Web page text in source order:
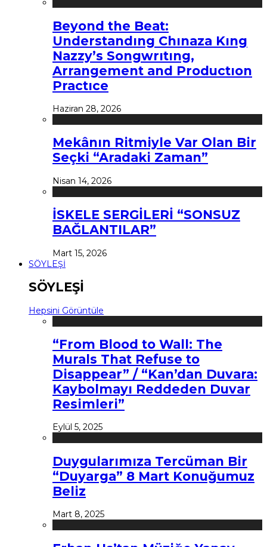
Beyond the Beat:
Understandıng Chınaza Kıng
Nazzy’s Songwrıtıng,
Arrangement and Productıon
Practıce
Haziran 28, 2026
Mekânın Ritmiyle Var Olan Bir
Seçki “Aradaki Zaman”
Nisan 14, 2026
İSKELE SERGİLERİ “SONSUZ
BAĞLANTILAR”
Mart 15, 2026
SÖYLEŞİ
SÖYLEŞİ
Hepsini Görüntüle
“From Blood to Wall: The
Murals That Refuse to
Disappear” / “Kan’dan Duvara:
Kaybolmayı Reddeden Duvar
Resimleri”
Eylül 5, 2025
Duygularımıza Tercüman Bir
“Duyarga” 8 Mart Konuğumuz
Beliz
Mart 8, 2025